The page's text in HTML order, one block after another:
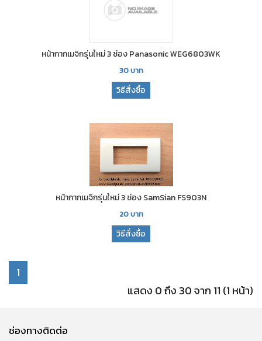
หน้ากากเมจิกรุ่นใหม่ 3 ช่อง Panasonic WEG6803WK
30บาท
วิธีสั่งซื้อ
หน้ากากเมจิกรุ่นใหม่ 3 ช่อง SamSian FS903N
20บาท
วิธีสั่งซื้อ
1
แสดง 0 ถึง 30 จาก 11 (1 หน้า)
ช่องทางติดต่อ